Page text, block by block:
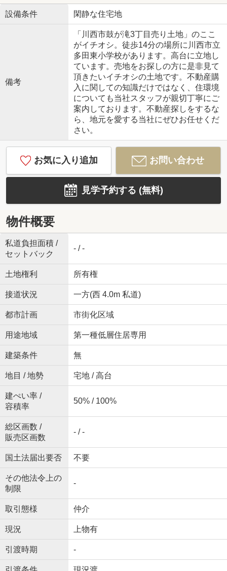
設備条件 閑静な住宅地
備考
「川西市鼓が滝3丁目売り土地」のここ
がイチオシ。徒歩14分の場所に川西市立
多田東小学校があります。高台に立地し
ています。売地をお探しの方に是非見て
頂きたいイチオシの土地です。不動産購
入に関しての知識だけではなく、住環境
についても当社スタッフが親切丁寧にご
案内しております。不動産探しをするな
ら、地元を愛する当社にぜひお任せくだ
さい。
お気に入り追加 お問い合わせ
見学予約する (無料)
物件概要
私道負担面積 /
セットバック
- / -
土地権利 所有権
接道状況 一方(西 4.0m 私道)
都市計画 市街化区域
用途地域 第一種低層住居専用
建築条件 無
地目 / 地勢 宅地 / 高台
建ぺい率 /
容積率
50% / 100%
総区画数 /
販売区画数
- / -
国土法届出要否 不要
その他法令上の
制限
-
取引態様 仲介
現況 上物有
引渡時期 -